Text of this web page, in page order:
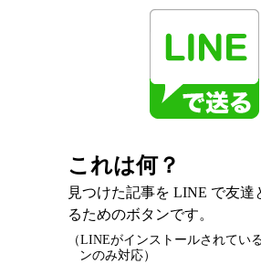
これは何？
見つけた記事を LINE で友達
るためのボタンです。
（LINEがインストールされてい
ンのみ対応）